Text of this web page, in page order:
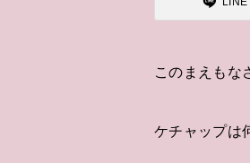
このまえもな
ケチャップは